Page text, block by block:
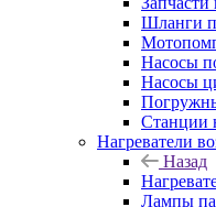
Шланги
Насосы
Насосы
Станции
Нагреватели
Назад
Лампы